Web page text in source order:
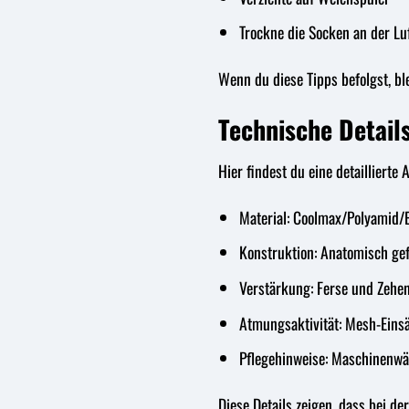
Trockne die Socken an der
Wenn du diese Tipps befolgst,
Technische
Hier findest du eine detaillierte
Material: Coolmax/Polyamid/
Konstruktion: Anatomisch
Verstärkung: Ferse und
Atmungsaktivität: Mesh-
Pflegehinweise: